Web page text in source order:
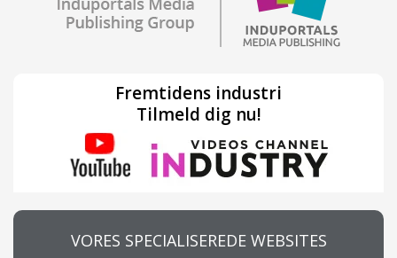
Fremtidens industri
Tilmeld dig nu!
VORES SPECIALISEREDE WEBSITES